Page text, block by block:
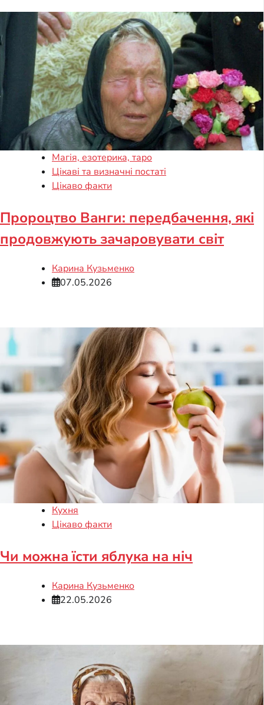
Магія, езотерика, таро
Цікаві та визначні постаті
Цікаво факти
Пророцтво Ванги: передбачення, які
продовжують зачаровувати світ
Карина Кузьменко
07.05.2026
Кухня
Цікаво факти
Чи можна їсти яблука на ніч
Карина Кузьменко
22.05.2026